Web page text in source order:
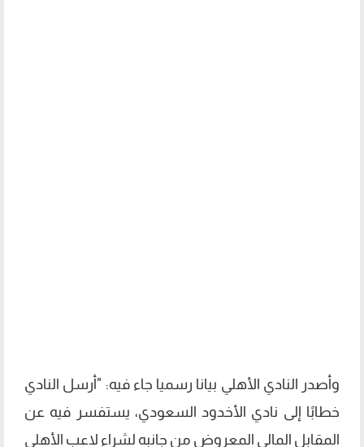
وأصدر النادي الأهلي بيانا رسميا جاء فيه: "أرسل النادي
خطابًا إلى نادي الأخدود السعودي، يستفسر فيه عن
المقابل المالي المعروض من جانبه لشراء لاعب الأهلي